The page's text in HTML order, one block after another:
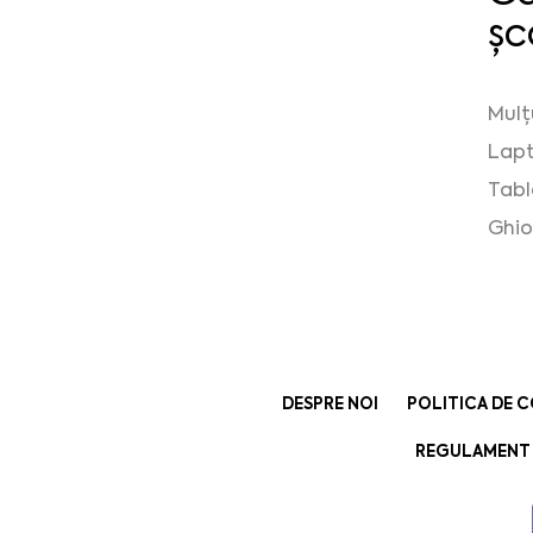
DESPRE NOI POLITICA DE